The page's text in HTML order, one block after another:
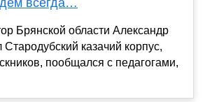
Брянской области Александр
Стародубский казачий корпус,
пообщался с педагогами,